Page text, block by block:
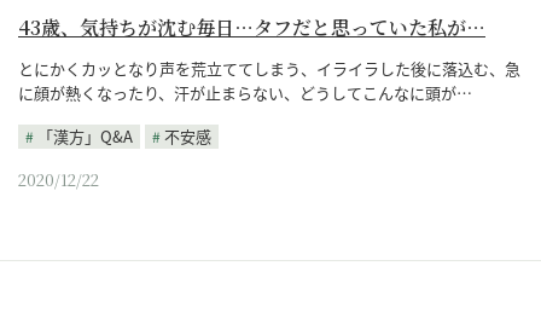
43歳、気持ちが沈む毎日…タフだと思っていた私が…
とにかくカッとなり声を荒立ててしまう、イライラした後に落込む、急
に顔が熱くなったり、汗が止まらない、どうしてこんなに頭が…
「漢方」Q&A
不安感
2020/12/22